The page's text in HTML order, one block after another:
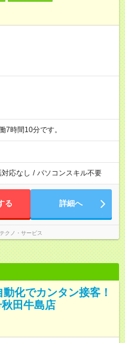
実働7時間10分です。
対応なし / パソコンスキル不要
る 詳細へ
クノ・サービス
化でカンタン接客！
田牛島店